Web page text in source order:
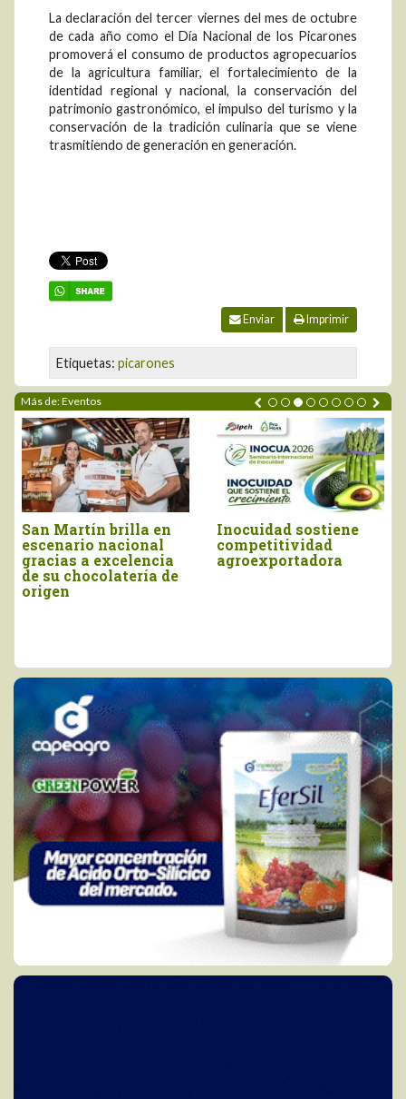
La declaración del tercer viernes del mes de octubre
de cada año como el Día Nacional de los Picarones
promoverá el consumo de productos agropecuarios
de la agricultura familiar, el fortalecimiento de la
identidad regional y nacional, la conservación del
patrimonio gastronómico, el impulso del turismo y la
conservación de la tradición culinaria que se viene
trasmitiendo de generación en generación.
Enviar Imprimir
Etiquetas: picarones
Más de: Eventos
Inocuidad sostiene
competitividad
agroexportadora
Piura brilló en el
Salón del Cacao y
Chocolate